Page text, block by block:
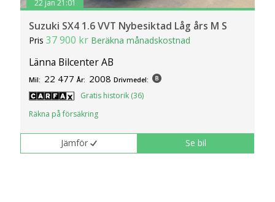
22 jan 21:01
Suzuki SX4 1.6 VVT Nybesiktad Låg års M S
Pris37 900 kr Beräkna månadskostnad
Länna Bilcenter AB
Mil: 22 477 År: 2008 Drivmedel:
Gratis historik (36)
Räkna på försäkring
Jämför Se bil